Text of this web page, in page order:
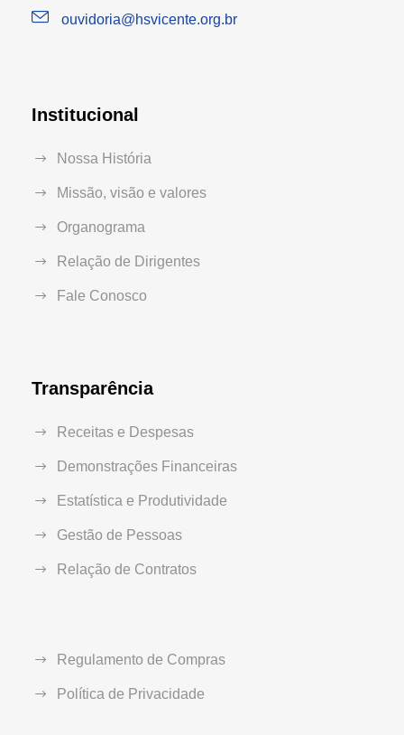
ouvidoria@hsvicente.org.br
Institucional
Nossa História
Missão, visão e valores
Organograma
Relação de Dirigentes
Fale Conosco
Transparência
Receitas e Despesas
Demonstrações Financeiras
Estatística e Produtividade
Gestão de Pessoas
Relação de Contratos
Regulamento de Compras
Política de Privacidade